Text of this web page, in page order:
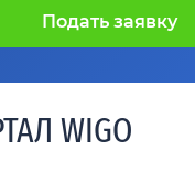
Подать заявку
WIGO